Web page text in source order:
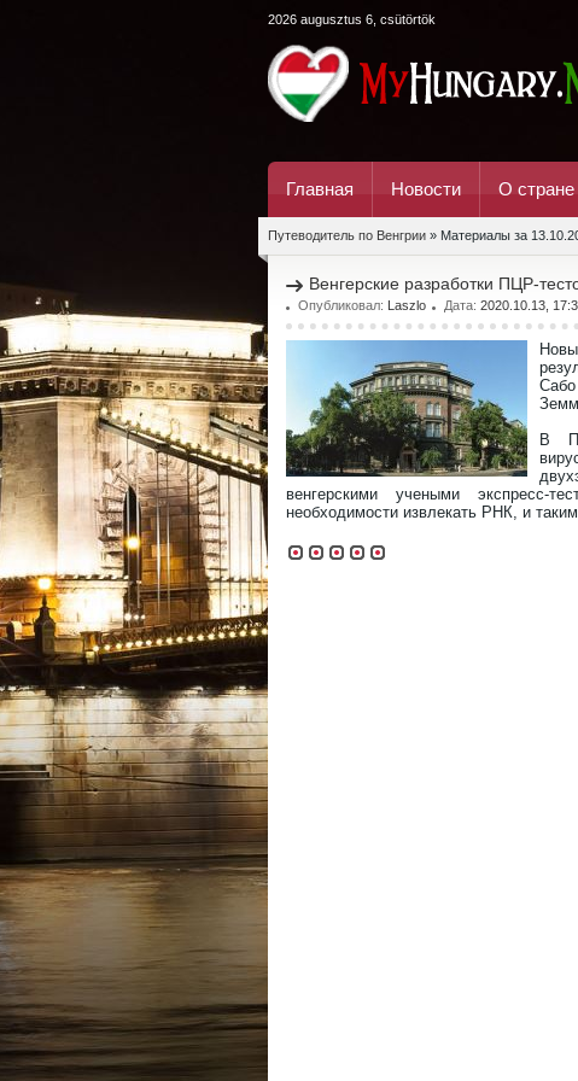
2026 augusztus 6, csütörtök
Главная Новости О стране
Путеводитель по Венгрии » Материалы за
Венгерские разработки ПЦР-
Опубликовал: Laszlo Дата: 2020.10.13,
В
венгерскими учеными экспресс-
необходимости извлекать РНК, и